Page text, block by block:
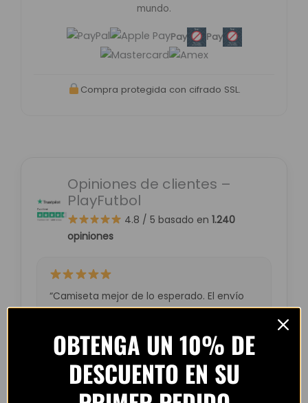
mundo.
Pay Pay
Compra protegida con cifrado SSL.
Opiniones de clientes –
PlayFutbol
4.8 / 5 basado en 1.240
opiniones
“Camiseta mejor de lo esperado. El envío
tardó unos días pero llegó perfecta.
— Laura M. (España)
OBTENGA UN 10% DE
DESCUENTO EN SU